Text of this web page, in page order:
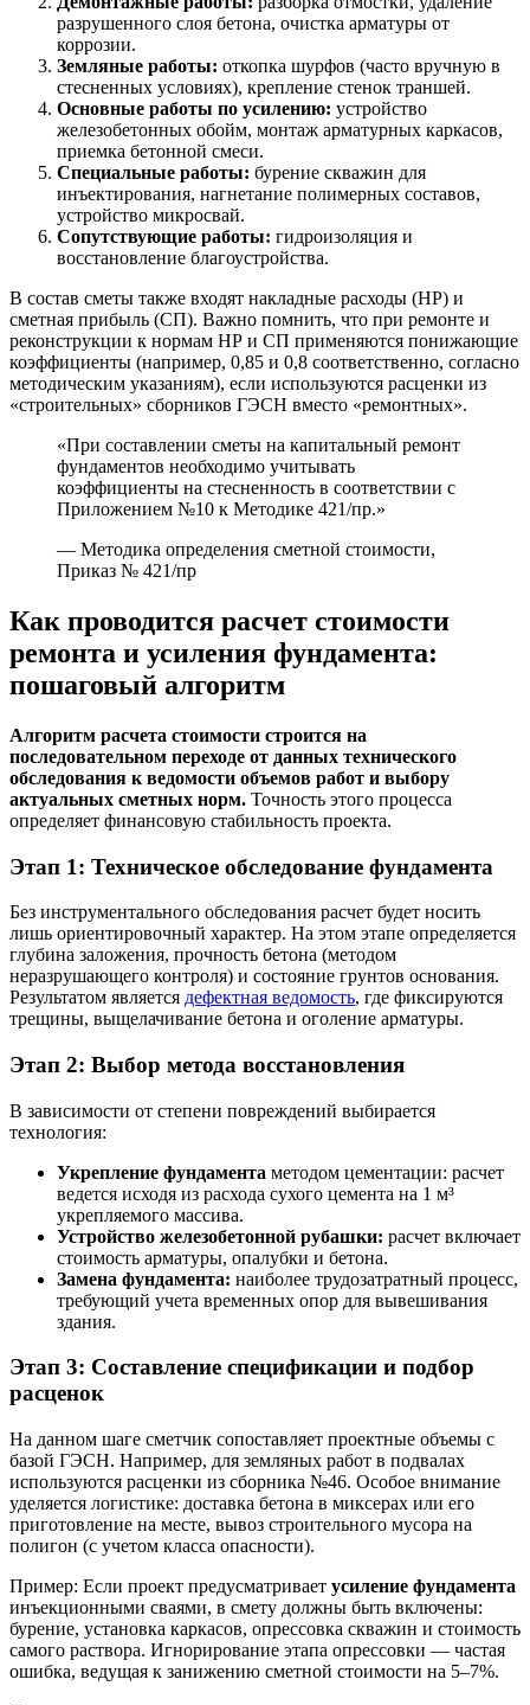
разрушенного слоя бетона, очистка арматуры от
коррозии.
Земляные работы: откопка шурфов (часто вручную в
стесненных условиях), крепление стенок траншей.
Основные работы по усилению: устройство
железобетонных обойм, монтаж арматурных каркасов,
приемка бетонной смеси.
Специальные работы: бурение скважин для
инъектирования, нагнетание полимерных составов,
устройство микросвай.
Сопутствующие работы: гидроизоляция и
восстановление благоустройства.
В состав сметы также входят накладные расходы (НР) и
сметная прибыль (СП). Важно помнить, что при ремонте и
реконструкции к нормам НР и СП применяются понижающие
коэффициенты (например, 0,85 и 0,8 соответственно, согласно
методическим указаниям), если используются расценки из
«строительных» сборников ГЭСН вместо «ремонтных».
«При составлении сметы на капитальный ремонт
фундаментов необходимо учитывать
коэффициенты на стесненность в соответствии с
Приложением №10 к Методике 421/пр.»
— Методика определения сметной стоимости,
Приказ № 421/пр
Как проводится расчет стоимости
ремонта и усиления фундамента:
пошаговый алгоритм
Алгоритм расчета стоимости строится на
последовательном переходе от данных технического
обследования к ведомости объемов работ и выбору
актуальных сметных норм. Точность этого процесса
определяет финансовую стабильность проекта.
Этап 1: Техническое обследование фундамента
Без инструментального обследования расчет будет носить
лишь ориентировочный характер. На этом этапе определяется
глубина заложения, прочность бетона (методом
неразрушающего контроля) и состояние грунтов основания.
Результатом является дефектная ведомость, где фиксируются
трещины, выщелачивание бетона и оголение арматуры.
Этап 2: Выбор метода восстановления
В зависимости от степени повреждений выбирается
технология:
Укрепление фундамента методом цементации: расчет
ведется исходя из расхода сухого цемента на 1 м³
укрепляемого массива.
Устройство железобетонной рубашки: расчет включает
стоимость арматуры, опалубки и бетона.
Замена фундамента: наиболее трудозатратный процесс,
требующий учета временных опор для вывешивания
здания.
Этап 3: Составление спецификации и подбор
расценок
На данном шаге сметчик сопоставляет проектные объемы с
базой ГЭСН. Например, для земляных работ в подвалах
используются расценки из сборника №46. Особое внимание
уделяется логистике: доставка бетона в миксерах или его
приготовление на месте, вывоз строительного мусора на
полигон (с учетом класса опасности).
Пример: Если проект предусматривает усиление фундамента
инъекционными сваями, в смету должны быть включены:
бурение, установка каркасов, опрессовка скважин и стоимость
самого раствора. Игнорирование этапа опрессовки — частая
ошибка, ведущая к занижению сметной стоимости на 5–7%.